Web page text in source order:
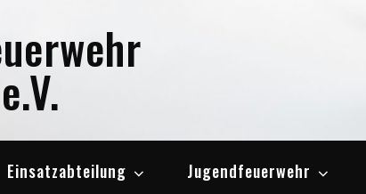
Einsatzabteilung Jugendfeuerwehr